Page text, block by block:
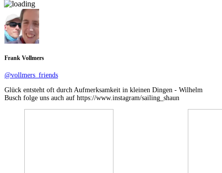
Frank Vollmers
@vollmers_friends
Glück entsteht oft durch Aufmerksamkeit in kleinen Dingen - Wilhelm
Busch folge uns auch auf https://www.instagram/sailing_shaun